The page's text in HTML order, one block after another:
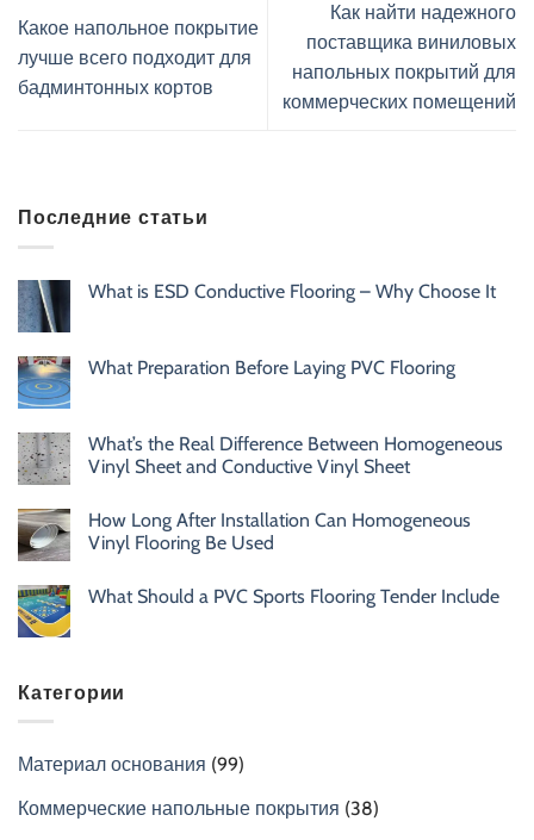
Какое напольное покрытие
лучше всего подходит для
бадминтонных кортов
Как найти надежного
поставщика виниловых
напольных покрытий для
коммерческих помещений
Последние статьи
What is ESD Conductive Flooring – Why Choose It
What Preparation Before Laying PVC Flooring
What’s the Real Difference Between Homogeneous
Vinyl Sheet and Conductive Vinyl Sheet
How Long After Installation Can Homogeneous
Vinyl Flooring Be Used
What Should a PVC Sports Flooring Tender Include
Категории
Материал основания (99)
Коммерческие напольные покрытия (38)